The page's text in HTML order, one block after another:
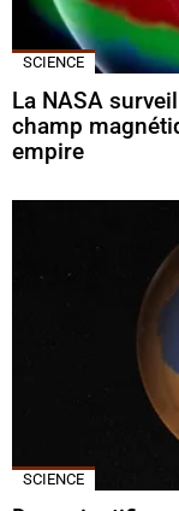
SCIENCE
La NASA
champ
empire
SCIENCE